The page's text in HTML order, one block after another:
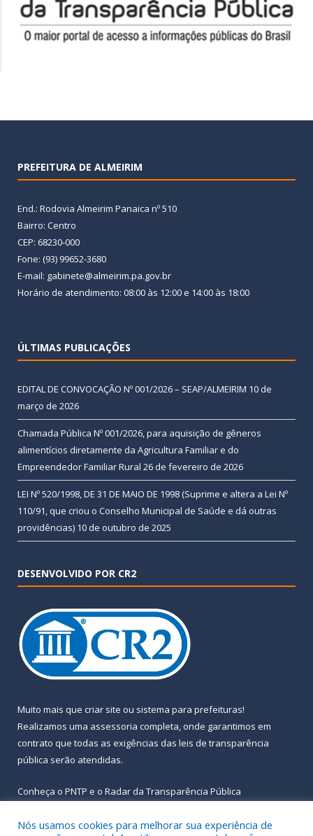
PREFEITURA DE ALMEIRIM
End.: Rodovia Almeirim Panaica nº 510
Bairro: Centro
CEP: 68230-000
Fone: (93) 99652-3680
E-mail: gabinete@almeirim.pa.gov.br
Horário de atendimento: 08:00 às 12:00 e 14:00 às 18:00
ÚLTIMAS PUBLICAÇÕES
EDITAL DE CONVOCAÇÃO Nº 001/2026 – SEAP/ALMEIRIM 10 de
março de 2026
Chamada Pública Nº 001/2026, para aquisição de gêneros
alimentícios diretamente da Agricultura Familiar e do
Empreendedor Familiar Rural 26 de fevereiro de 2026
LEI Nº 520/1998, DE 31 DE MAIO DE 1998 (Suprime e altera a Lei Nº
110/91, que criou o Conselho Municipal de Saúde e dá outras
providências) 10 de outubro de 2025
DESENVOLVIDO POR CR2
Muito mais que criar site ou sistema para prefeituras!
Realizamos uma assessoria completa, onde garantimos em
contrato que todas as exigências das leis de transparência
pública serão atendidas.
Conheça o PNTP e o Radar da Transparência Pública
Nós usamos cookies para melhorar sua experiência de